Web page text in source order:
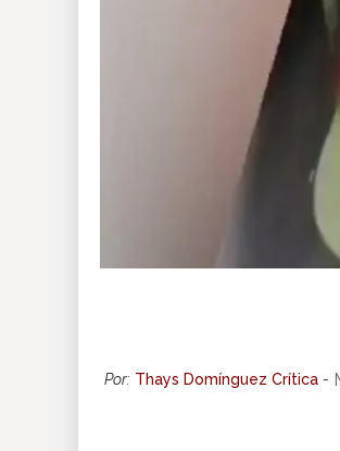
Por: Thays Domínguez Crítica -